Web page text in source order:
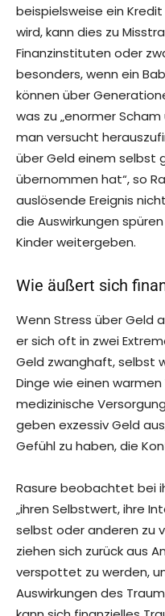
beispielsweise ein
wird, kann dies zu
Finanzinstituten oder
besonders, wenn ein
können über
was zu „enormer
man versucht
über Geld einem selbst
übernommen hat“, so
auslösende Ereignis
die Auswirkungen
Kinder weitergeben.
Wie äußert sich
Wenn Stress über Geld
er sich oft in zwei
Geld zwanghaft, selbst
Dinge wie einen
medizinische
geben exzessiv Geld
Gefühl zu haben, die
Rasure beobachtet bei
„ihren Selbstwert, ihre
selbst oder anderen zu
ziehen sich zurück aus
verspottet zu werden,
Auswirkungen des